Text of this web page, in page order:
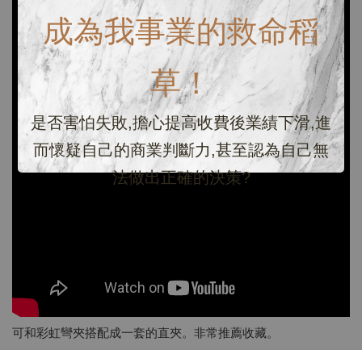
成為我事業的救命稻
草！
是否害怕失敗,擔心提高收費後業績下滑,進
而懷疑自己的商業判斷力,甚至認為自己無
法做出正確的決策?
可和彩虹彎夾搭配成一套的直夾。非常推薦收藏。